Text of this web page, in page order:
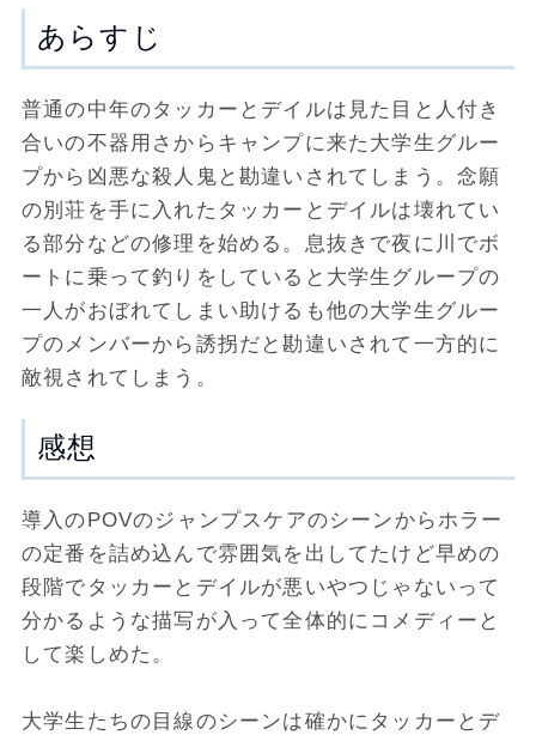
あらすじ
普通の中年のタッカーとデイルは見た目と人付き
合いの不器用さからキャンプに来た大学生グルー
プから凶悪な殺人鬼と勘違いされてしまう。念願
の別荘を手に入れたタッカーとデイルは壊れてい
る部分などの修理を始める。息抜きで夜に川でボ
ートに乗って釣りをしていると大学生グループの
一人がおぼれてしまい助けるも他の大学生グルー
プのメンバーから誘拐だと勘違いされて一方的に
敵視されてしまう。
感想
導入のPOVのジャンプスケアのシーンからホラー
の定番を詰め込んで雰囲気を出してたけど早めの
段階でタッカーとデイルが悪いやつじゃないって
分かるような描写が入って全体的にコメディーと
して楽しめた。
大学生たちの目線のシーンは確かにタッカーとデ